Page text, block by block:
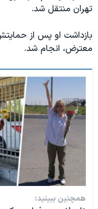
تهران منتقل شد.
بازداشت او پس از
معترض، انجام شد.
همچنین ببینید: